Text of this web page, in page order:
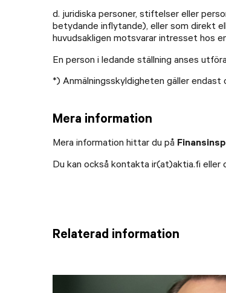
d. juridiska personer, stiftelser eller
betydande inflytande), eller som direkt
huvudsakligen motsvarar intresset hos
En person i ledande ställning anses
*) Anmälningsskyldigheten gäller
Mera information
Mera information hittar du på
Du kan också kontakta ir(at)aktia.fi eller
Relaterad information